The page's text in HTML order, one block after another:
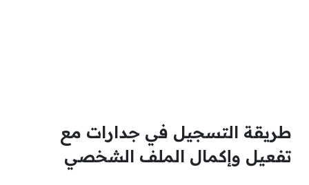
طريقة التسجيل في جدارات مع
تفعيل وإكمال الملف الشخصي